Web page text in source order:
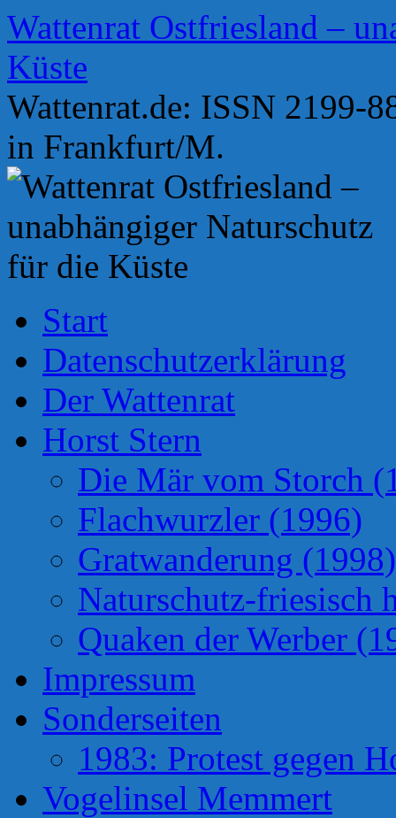
Zum
Inhalt
springen
Wattenrat Ostfriesland –
Küste
Wattenrat.de: ISSN 2199-
in Frankfurt/M.
Start
Datenschutzerklärung
Der Wattenrat
Horst Stern
Die Mär vom Storch
Flachwurzler (1996)
Gratwanderung (1998)
Naturschutz-friesisch
Quaken der Werber
Impressum
Sonderseiten
1983: Protest gegen
Vogelinsel Memmert